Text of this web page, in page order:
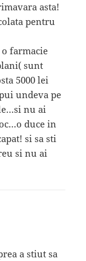
asta!
pentru
farmacie
sunt
5000 lei
undeva pe
nu ai
duce in
si sa sti
si nu ai
a stiut sa